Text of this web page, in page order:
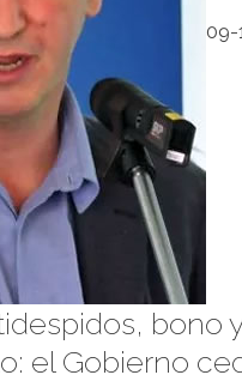
09-
bono y
el Gobierno